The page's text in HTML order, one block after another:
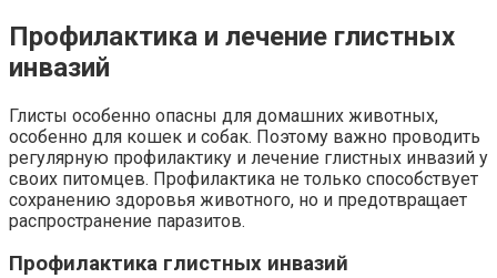
Профилактика и лечение глистных
инвазий
Глисты особенно опасны для домашних животных,
особенно для кошек и собак. Поэтому важно проводить
регулярную профилактику и лечение глистных инвазий у
своих питомцев. Профилактика не только способствует
сохранению здоровья животного, но и предотвращает
распространение паразитов.
Профилактика глистных инвазий